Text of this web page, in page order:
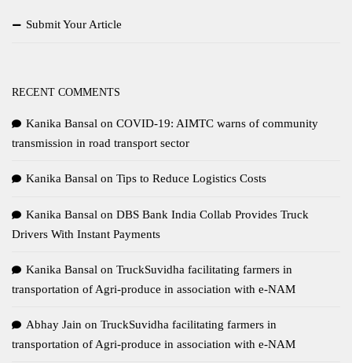
Submit Your Article
RECENT COMMENTS
Kanika Bansal on COVID-19: AIMTC warns of community
transmission in road transport sector
Kanika Bansal on Tips to Reduce Logistics Costs
Kanika Bansal on DBS Bank India Collab Provides Truck
Drivers With Instant Payments
Kanika Bansal on TruckSuvidha facilitating farmers in
transportation of Agri-produce in association with e-NAM
Abhay Jain on TruckSuvidha facilitating farmers in
transportation of Agri-produce in association with e-NAM